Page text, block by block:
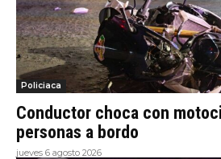
Policiaca
Conductor choca con
personas a bordo
jueves 6 agosto 2026